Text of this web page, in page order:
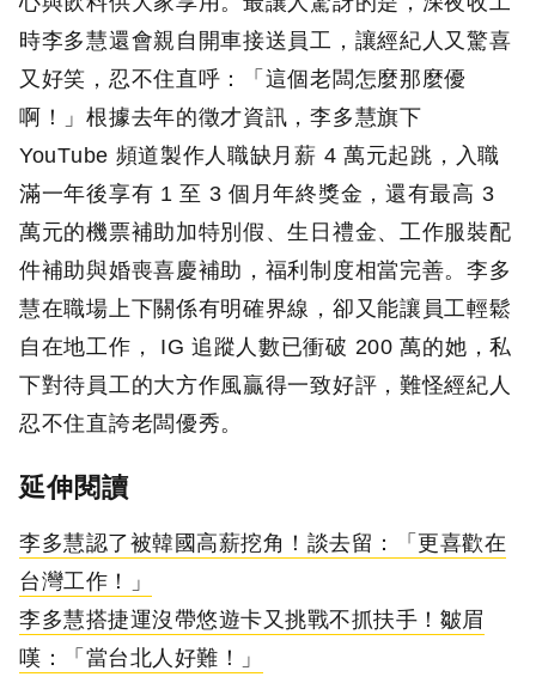
時李多慧還會親自開車接送員工，讓經紀人又驚喜
又好笑，忍不住直呼：「這個老闆怎麼那麼優
啊！」根據去年的徵才資訊，李多慧旗下
YouTube 頻道製作人職缺月薪 4 萬元起跳，入職
滿一年後享有 1 至 3 個月年終獎金，還有最高 3
萬元的機票補助加特別假、生日禮金、工作服裝配
件補助與婚喪喜慶補助，福利制度相當完善。李多
慧在職場上下關係有明確界線，卻又能讓員工輕鬆
自在地工作， IG 追蹤人數已衝破 200 萬的她，私
下對待員工的大方作風贏得一致好評，難怪經紀人
忍不住直誇老闆優秀。
延伸閱讀
李多慧認了被韓國高薪挖角！談去留：「更喜歡在
台灣工作！」
李多慧搭捷運沒帶悠遊卡又挑戰不抓扶手！皺眉
嘆：「當台北人好難！」